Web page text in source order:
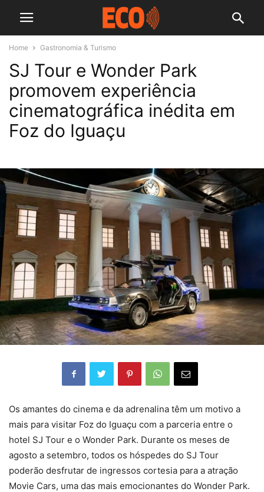
Home Gastronomia & Turismo
SJ Tour e Wonder Park
promovem experiência
cinematográfica inédita em
Foz do Iguaçu
Os amantes do cinema e da adrenalina têm um motivo a
mais para visitar Foz do Iguaçu com a parceria entre o
hotel SJ Tour e o Wonder Park. Durante os meses de
agosto a setembro, todos os hóspedes do SJ Tour
poderão desfrutar de ingressos cortesia para a atração
Movie Cars, uma das mais emocionantes do Wonder Park.